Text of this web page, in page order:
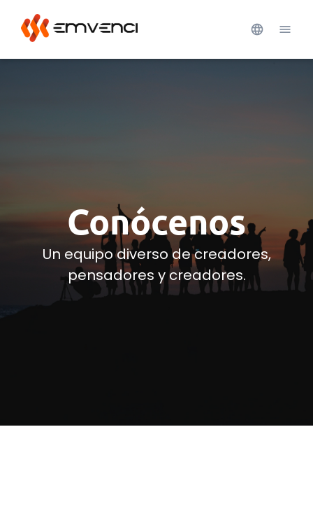
Conócenos
Un equipo diverso de creadores,
pensadores y creadores.